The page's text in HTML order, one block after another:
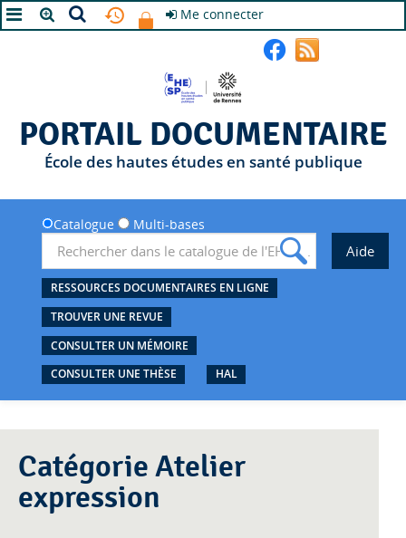
Me connecter
PORTAIL DOCUMENTAIRE
École des hautes études en santé publique
Catalogue Multi-bases
RESSOURCES DOCUMENTAIRES EN LIGNE
TROUVER UNE REVUE
CONSULTER UN MÉMOIRE
CONSULTER UNE THÈSE
HAL
Catégorie Atelier
expression